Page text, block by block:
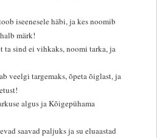
iseenesele häbi, ja kes noomib
märk!
ta sind ei vihkaks, noomi tarka, ja
veelgi targemaks, õpeta õiglast, ja
algus ja Kõigepühama
saavad paljuks ja su eluaastad